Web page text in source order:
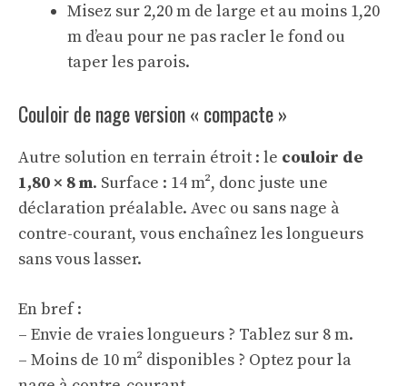
Misez sur 2,20 m de large et au moins 1,20
m d’eau pour ne pas racler le fond ou
taper les parois.
Couloir de nage version « compacte »
Autre solution en terrain étroit : le couloir de
1,80 × 8 m. Surface : 14 m², donc juste une
déclaration préalable. Avec ou sans nage à
contre-courant, vous enchaînez les longueurs
sans vous lasser.
En bref :
– Envie de vraies longueurs ? Tablez sur 8 m.
– Moins de 10 m² disponibles ? Optez pour la